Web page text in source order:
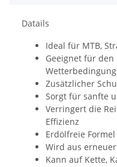
Datails
Ideal für MTB,
Geeignet für den
Zusätzlicher
Sorgt für sanfte
Verringert die
Effizienz
Erdölfreie
Wird aus
Kann auf Kette,